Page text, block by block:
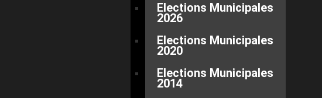
Elections Municipales
2026
Elections Municipales
2020
Elections Municipales
2014